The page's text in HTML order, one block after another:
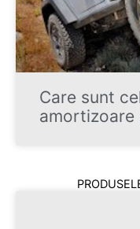
Care sunt
amortizoare